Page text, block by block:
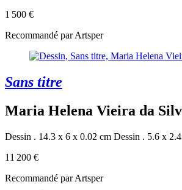
1 500 €
Recommandé par Artsper
Sans titre
Maria Helena Vieira da
Dessin . 14.3 x 6 x 0.02 cm Dessin . 5.6 x
11 200 €
Recommandé par Artsper